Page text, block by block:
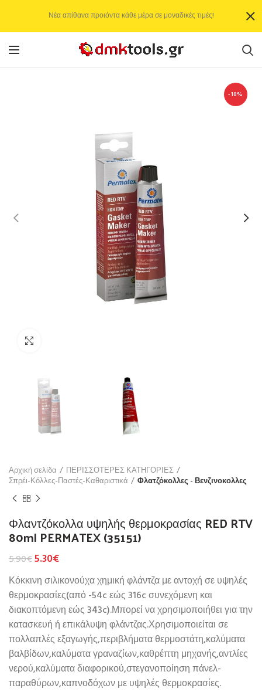
-10%
Αρχική σελίδα
ΠΕΡΙΣΣΟΤΕΡΕΣ ΚΑΤΗΓΟΡΙΕΣ
Σπρέι-Κόλλες-Παστές-Καθαριστικά
Φλατζόκολλες - Βενζινοκολλες
Φλαντζόκολλα υψηλής θερμοκρασίας RED RTV
80ml PERMATEX (35151)
5.90€5.30€
Κόκκινη σιλικονούχα χημική φλάντζα με αντοχή σε υψηλές
θερμοκρασίες(από -54c εώς 316c συνεχόμενη και
διακοπτόμενη εώς 343c).Μπορεί να χρησιμοποιήθει για την
κατασκευή ή επικάλυψη φλάντζας.Χρησιμοποιείται σε
πολλαπλές εξαγωγής,περιβλήματα θερμοστάτη,καλύματα
βαλβίδων,καλύματα γραναζίων,καθρέπτη μηχανής,αντλίες
νερού,καλύματα διαφορικού,στεγανοποίηση πάνελ-
παραθύρων,καπνοδόχων με υψηλές θερμοκρασίες.
Νέα απίθανα προιόντα κάθε μέρα σε μοναδικές τιμές!